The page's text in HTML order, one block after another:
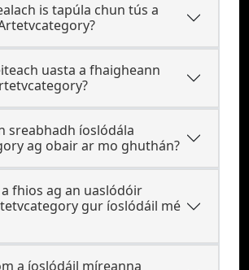
is tapúla chun tús a
uasta a fhaigheann
sreabhadh íoslódála
ag obair ar mo ghuthán?
fhios ag an uaslódóir
gur íoslódáil mé
a íoslódáil míreanna